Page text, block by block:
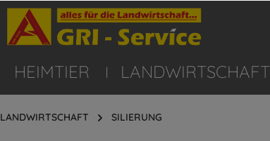
HEIMTIER LANDWIRTSCHAFT
LANDWIRTSCHAFT SILIERUNG